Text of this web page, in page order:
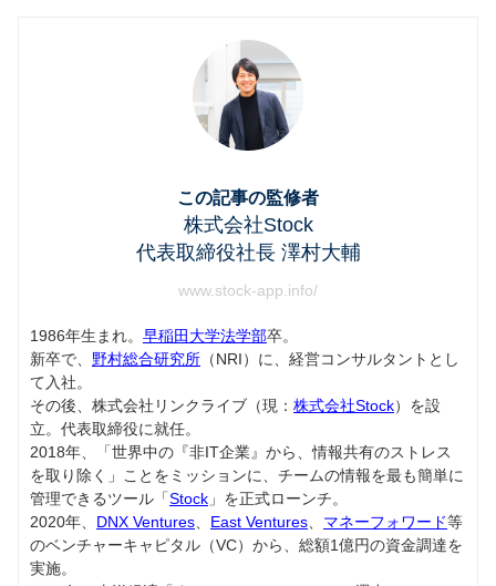
この記事の監修者
株式会社Stock
代表取締役社長 澤村大輔
www.stock-app.info/
1986年生まれ。 早稲田大学法学部卒。
新卒で、 野村総合研究所 （NRI）に、経営コンサルタントとし
て入社。
その後、株式会社リンクライブ（現： 株式会社Stock）を設
立。代表取締役に就任。
2018年、「世界中の『非IT企業』から、情報共有のストレス
を取り除く」ことをミッションに、チームの情報を最も簡単に
管理できるツール「Stock 」を正式ローンチ。
2020年、 DNX Ventures East Ventures マネーフォワード等
のベンチャーキャピタル（VC）から、総額1億円の資金調達を
実施。